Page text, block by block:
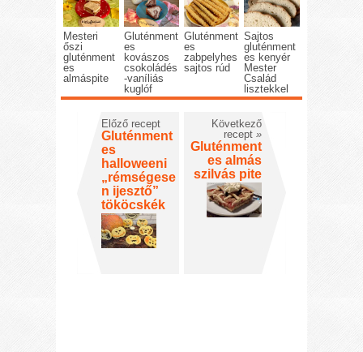
Mesteri
őszi
gluténment
es
almáspite
Gluténment
es
kovászos
csokoládés
-vaníliás
kuglóf
Gluténment
es
zabpelyhes
sajtos rúd
Sajtos
gluténment
es kenyér
Mester
Család
lisztekkel
Előző recept
Gluténment
es
halloweeni
„rémségese
n ijesztő”
tököcskék
Következő
recept »
Gluténment
es almás
szilvás pite